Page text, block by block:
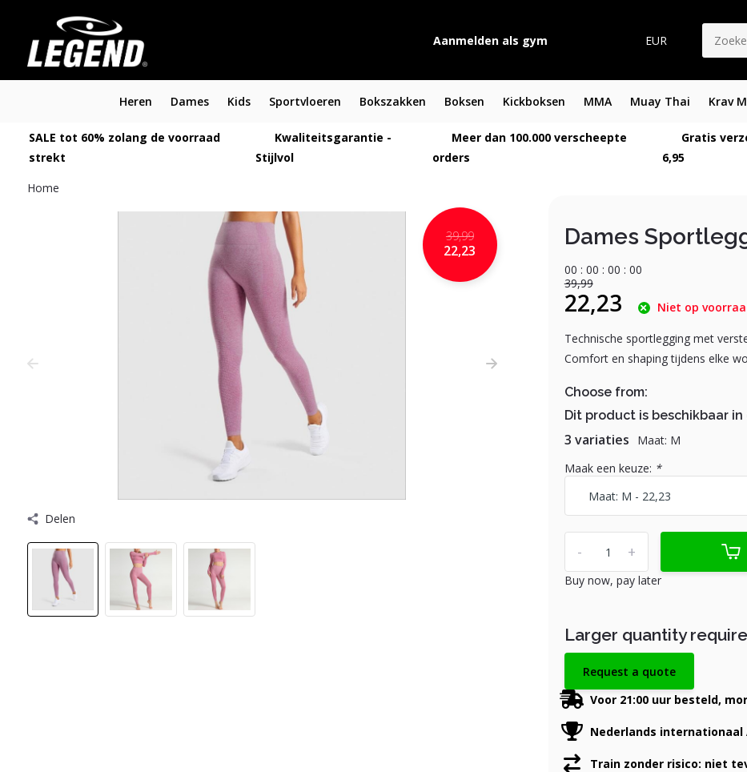
Aanmelden als gym EUR
Heren Dames Kids Sportvloeren Bokszakken Boksen Kickboksen MMA Muay Thai Krav
SALE tot 60% zolang de voorraad
strekt
Kwaliteitsgarantie -
Stijlvol
Meer dan 100.000 verscheepte
orders
Gratis
6,95
Home
39,99
22,23
Delen
Dames
00 : 00 : 00 : 00
39,99
22,23 Niet op
Technische sportlegging met
Comfort en shaping tijdens elke
Choose from:
Dit product is beschikbaar
3 variaties
Maat: M
Maak een keuze: *
+
-
Buy now, pay later
Larger quantity
Request a quote
Voor 21:00 uur besteld,
Nederlands internationaal
Train zonder risico: niet